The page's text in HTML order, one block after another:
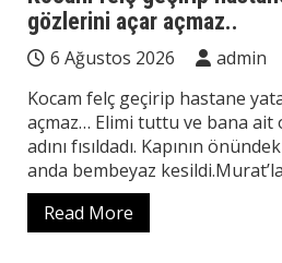
gözlerini açar açmaz..
6 Ağustos 2026 admin
Kocam felç geçirip hastane
açmaz… Elimi tuttu ve bana ait
adını fısıldadı. Kapının
anda bembeyaz
Read More